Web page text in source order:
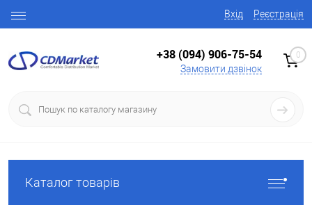
Вхід Реєстрація
+38 (094) 906-75-54
Замовити дзвінок
0
Каталог товарів